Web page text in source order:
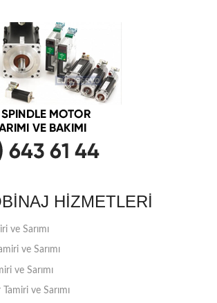
HIZMETLERI
ve Sarımı
ve Sarımı
ve Sarımı
ve Sarımı